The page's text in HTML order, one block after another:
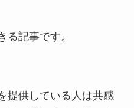
る記事です。
提供している人は共感